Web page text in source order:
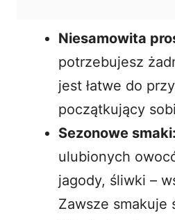
Niesamowita
potrzebujesz
jest łatwe do
początkujący
Sezonowe smaki:
ulubionych
jagody, śliwki –
Zawsze smakuje